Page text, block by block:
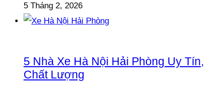
5 Tháng 2, 2026
5 Nhà Xe Hà Nội Hải Phòng Uy Tín,
Chất Lượng